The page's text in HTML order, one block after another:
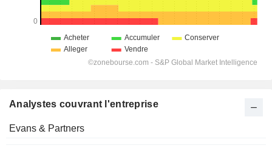
Analystes couvrant l'entreprise
Evans & Partners